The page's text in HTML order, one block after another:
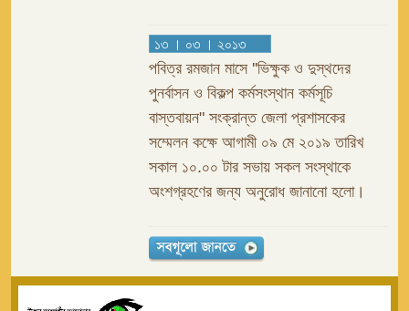
১৩ । ০৩ । ২০১৩
পবিত্র রমজান মাসে ''ভিক্ষুক ও দুস্থদের
পুনর্বাসন ও বিকল্প কর্মসংস্থান কর্মসূচি
বাস্তবায়ন" সংক্রান্ত জেলা প্রশাসকের
সম্মেলন কক্ষে আগামী ০৯ মে ২০১৯ তারিখ
সকাল ১০.০০ টার সভায় সকল সংস্থাকে
অংশগ্রহণের জন্য অনুরোধ জানানো হলো।